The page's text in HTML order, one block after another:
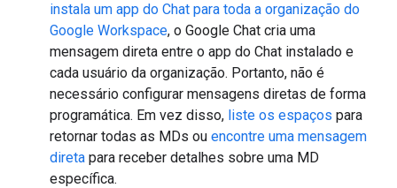
instala um app do Chat para toda a organização do
Google Workspace, o Google Chat cria uma
mensagem direta entre o app do Chat instalado e
cada usuário da organização. Portanto, não é
necessário configurar mensagens diretas de forma
programática. Em vez disso, liste os espaços para
retornar todas as MDs ou encontre uma mensagem
direta para receber detalhes sobre uma MD
específica.